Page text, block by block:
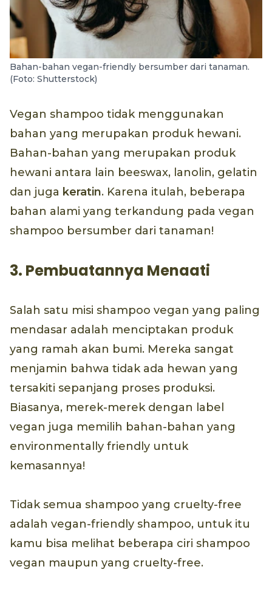
Bahan-bahan vegan-friendly bersumber dari tanaman.
(Foto: Shutterstock)
Vegan shampoo tidak menggunakan
bahan yang merupakan produk hewani.
Bahan-bahan yang merupakan produk
hewani antara lain beeswax, lanolin, gelatin
dan juga keratin. Karena itulah, beberapa
bahan alami yang terkandung pada vegan
shampoo bersumber dari tanaman!
3. Pembuatannya Menaati
Salah satu misi shampoo vegan yang paling
mendasar adalah menciptakan produk
yang ramah akan bumi. Mereka sangat
menjamin bahwa tidak ada hewan yang
tersakiti sepanjang proses produksi.
Biasanya, merek-merek dengan label
vegan juga memilih bahan-bahan yang
environmentally friendly untuk
kemasannya!
Tidak semua shampoo yang cruelty-free
adalah vegan-friendly shampoo, untuk itu
kamu bisa melihat beberapa ciri shampoo
vegan maupun yang cruelty-free.